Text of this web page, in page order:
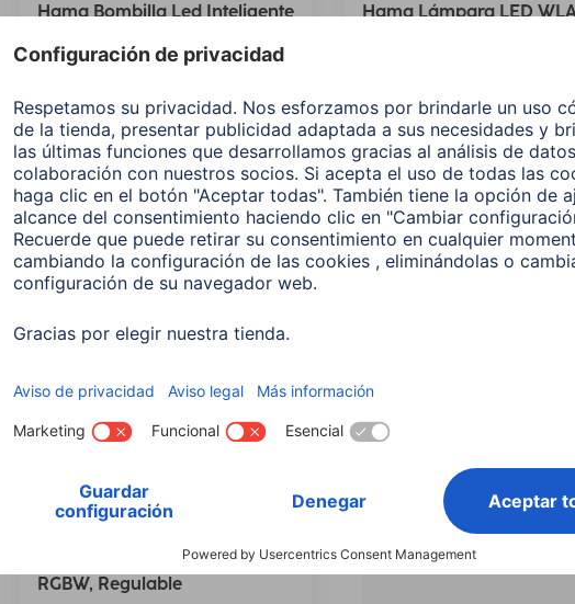
Hama Bombilla Led Inteligente
9,99 EUR
Hama Lámpara LED
00176599
9,99 EUR
Hama Bombilla LED WLAN
inteligente, E14, Matter, 4,9 W,
RGBW, Regulable
nuestros
productos